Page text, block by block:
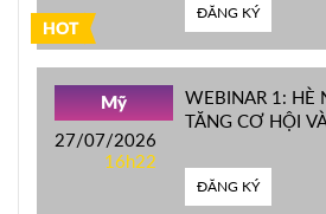
HOT
ĐĂNG KÝ
Mỹ
27/07/2026
16h22
WEBINAR 1: HÈ
TĂNG CƠ HỘI
ĐĂNG KÝ